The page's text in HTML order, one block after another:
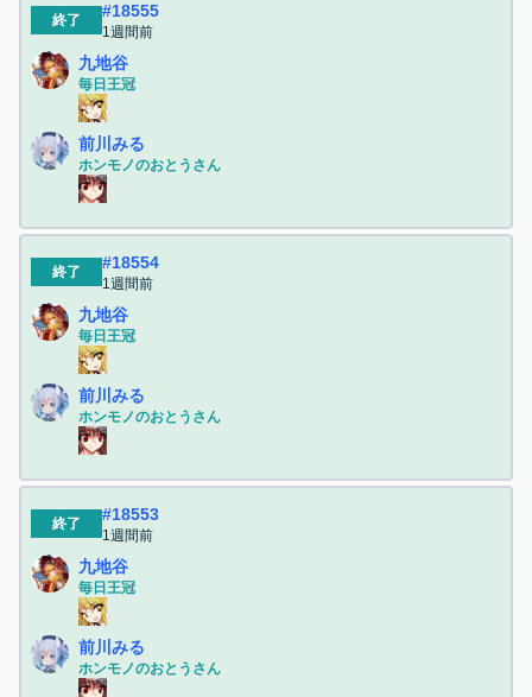
終了 #18555
1週間前
九地谷
毎日王冠
前川みる
ホンモノのおとうさん
終了 #18554
1週間前
九地谷
毎日王冠
前川みる
ホンモノのおとうさん
終了 #18553
1週間前
九地谷
毎日王冠
前川みる
ホンモノのおとうさん